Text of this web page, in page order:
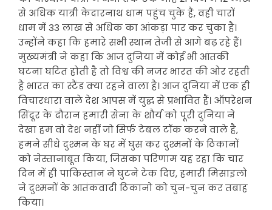
से अधिक यात्री केदारनाथ धाम पहुंच चुके हैं, वही चारों
धाम में 33 लाख से अधिक का आंकड़ा पार कर चुका है।
उन्होंने कहा कि हमारे सभी स्थान तेजी से आगे बढ़ रहे हैं।
मुख्यमंत्री ने कहा कि आज दुनिया में कोई भी आंतकी
घटना घटित होती है तो विश्व की नजर भारत की ओर रहती
है भारत का स्टैंड क्या रहने वाला है। आज दुनिया में एक ही
विचारधारा वाले देश आपस में युद्ध से प्रभावित हैं। ऑपरेशन
सिंदूर के दौरान हमारी सेना के शौर्य को पूरी दुनिया ने
देखा हम वो देश नहीं जो सिर्फ टेबल टॉक करने वाले है,
हमने सीधे दुश्मन के घर में घुस कर दुश्मनों के ठिकानों
को नेस्तानाबूत किया, जिसका परिणाम यह रहा कि चार
दिन में ही पाकिस्तान ने घुटने टेक दिए, हमारी मिसाइलो
ने दुश्मनों के आतंकवादी ठिकानो को चुन-चुन कर तबाह
किया।